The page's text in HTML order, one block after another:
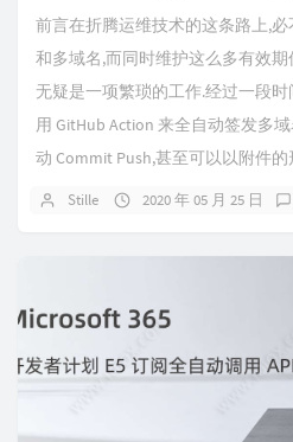
前言在折腾运维技术的这条路上,
和多域名,而同时维护这么多有效
无疑是一项繁琐的工作.经过一段
用 GitHub Action 来全自动签发多
动 Commit Push,甚至可以以附件的
Stille 2020 年 05 月 25 日